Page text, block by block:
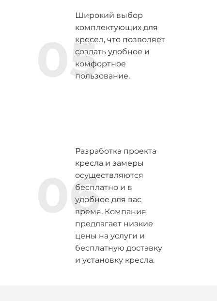
Широкий выбор
комплектующих для
кресел, что позволяет
создать удобное и
комфортное
пользование.
Разработка проекта
кресла и замеры
осуществляются
бесплатно и в
удобное для вас
время. Компания
предлагает низкие
цены на услуги и
бесплатную доставку
и установку кресла.
05
06